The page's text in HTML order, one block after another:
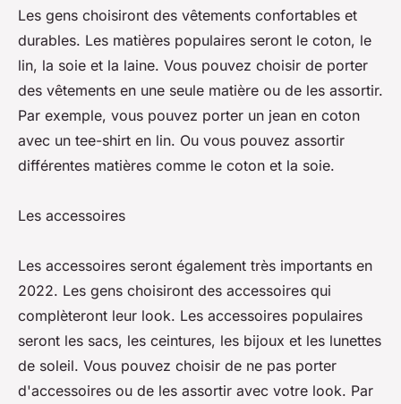
Les gens choisiront des vêtements confortables et
durables. Les matières populaires seront le coton, le
lin, la soie et la laine. Vous pouvez choisir de porter
des vêtements en une seule matière ou de les assortir.
Par exemple, vous pouvez porter un jean en coton
avec un tee-shirt en lin. Ou vous pouvez assortir
différentes matières comme le coton et la soie.
Les accessoires
Les accessoires seront également très importants en
2022. Les gens choisiront des accessoires qui
complèteront leur look. Les accessoires populaires
seront les sacs, les ceintures, les bijoux et les lunettes
de soleil. Vous pouvez choisir de ne pas porter
d'accessoires ou de les assortir avec votre look. Par